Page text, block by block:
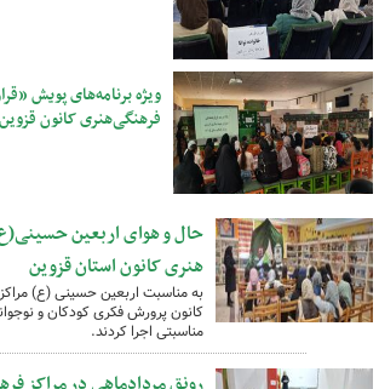
ویژه برنامه‌های پویش
فرهنگی‌هنری کانون قزوین
حال و هوای اربعین
هنری کانون استان قزوین
به مناسبت اربعین حسینی (ع)
کانون پرورش فکری کودکان و
مناسبتی اجرا کردند.